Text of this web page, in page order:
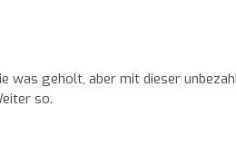
was geholt, aber mit dieser
so.